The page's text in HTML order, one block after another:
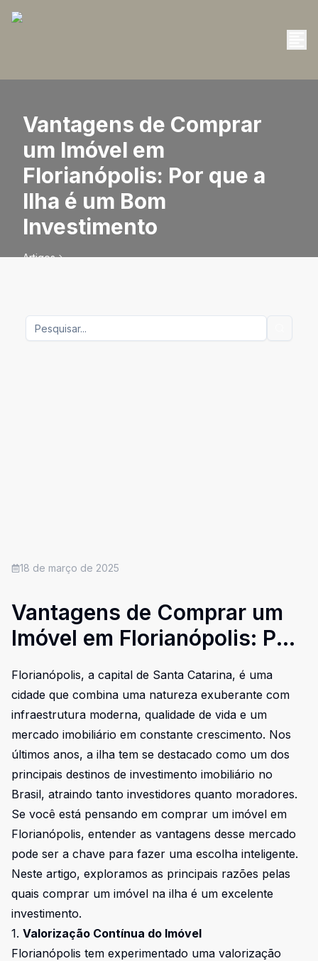
Vantagens de Comprar
um Imóvel em
Florianópolis: Por que a
Ilha é um Bom
Investimento
Artigos
18 de março de 2025
Vantagens de Comprar um
Imóvel em Florianópolis: Por
que a Ilha é um Bom
Investimento
Florianópolis, a capital de Santa Catarina, é uma
cidade que combina uma natureza exuberante com
infraestrutura moderna, qualidade de vida e um
mercado imobiliário em constante crescimento. Nos
últimos anos, a ilha tem se destacado como um dos
principais destinos de investimento imobiliário no
Brasil, atraindo tanto investidores quanto moradores.
Se você está pensando em comprar um imóvel em
Florianópolis, entender as vantagens desse mercado
pode ser a chave para fazer uma escolha inteligente.
Neste artigo, exploramos as principais razões pelas
quais comprar um imóvel na ilha é um excelente
investimento.
1. Valorização Contínua do Imóvel
Florianópolis tem experimentado uma valorização